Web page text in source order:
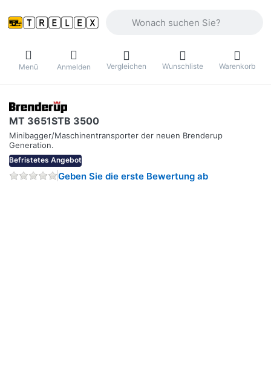
Menü Anmelden Vergleichen Wunschliste Warenkorb
MT 3651STB 3500
Minibagger/Maschinentransporter der neuen Brenderup
Generation.
Befristetes Angebot
Geben Sie die erste Bewertung ab